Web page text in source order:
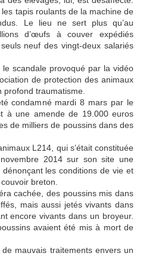
tapis roulants de la machine de
Le lieu ne sert plus qu’au
d’œufs à couver expédiés
neuf des vingt-deux salariés
scandale provoqué par la vidéo
de protection des animaux
profond traumatisme.
condamné mardi 8 mars par le
à une amende de 19.000 euros
de milliers de poussins dans des
L214, qui s’était constituée
2014 sur son site une
les conditions de vie et
breton.
cachée, des poussins mis dans
mais aussi jetés vivants dans
encore vivants dans un broyeur.
avaient été mis à mort de
mauvais traitements envers un